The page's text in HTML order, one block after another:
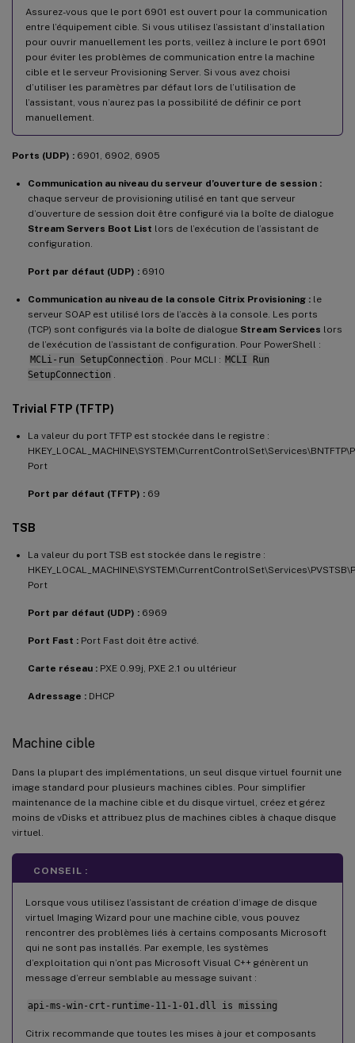
Assurez-vous que le port 6901 est ouvert pour la communication
entre l’équipement cible. Si vous utilisez l’assistant d’installation
pour ouvrir manuellement les ports, veillez à inclure le port 6901
pour éviter les problèmes de communication entre la machine
cible et le serveur Provisioning Server. Si vous avez choisi
d’utiliser les paramètres par défaut lors de l’utilisation de
l’assistant, vous n’aurez pas la possibilité de définir ce port
manuellement.
Ports (UDP) : 6901, 6902, 6905
Communication au niveau du serveur d’ouverture de session :
chaque serveur de provisioning utilisé en tant que serveur
d’ouverture de session doit être configuré via la boîte de dialogue
Stream Servers Boot List lors de l’exécution de l’assistant de
configuration.
Port par défaut (UDP) : 6910
Communication au niveau de la console Citrix Provisioning : le
serveur SOAP est utilisé lors de l’accès à la console. Les ports
(TCP) sont configurés via la boîte de dialogue Stream Services lors
de l’exécution de l’assistant de configuration. Pour PowerShell :
MCLi-run SetupConnection
. Pour MCLI : MCLI Run
SetupConnection
Trivial FTP (TFTP)
La valeur du port TFTP est stockée dans le registre :
Port
Port par défaut (TFTP) : 69
TSB
La valeur du port TSB est stockée dans le registre :
Port
Port par défaut (UDP) : 6969
Port Fast : Port Fast doit être activé.
Carte réseau : PXE 0.99j, PXE 2.1 ou ultérieur
Adressage : DHCP
Machine cible
Dans la plupart des implémentations, un seul disque virtuel fournit une
image standard pour plusieurs machines cibles. Pour simplifier
maintenance de la machine cible et du disque virtuel, créez et gérez
moins de vDisks et attribuez plus de machines cibles à chaque disque
virtuel.
CONSEIL :
Lorsque vous utilisez l’assistant de création d’image de disque
virtuel Imaging Wizard pour une machine cible, vous pouvez
rencontrer des problèmes liés à certains composants Microsoft
qui ne sont pas installés. Par exemple, les systèmes
d’exploitation qui n’ont pas Microsoft Visual C++ génèrent un
message d’erreur semblable au message suivant :
api-ms-win-crt-runtime-11-1-01.dll is missing
Citrix recommande que toutes les mises à jour et composants